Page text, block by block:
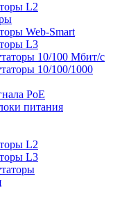
L2
Web-Smart
L3
10/100 Мбит/с
10/100/1000
PoE
питания
L2
L3